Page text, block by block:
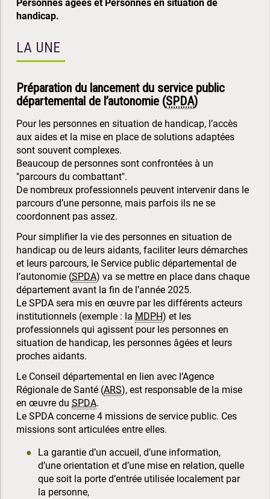
Personnes âgées et Personnes en situation de
handicap.
LA UNE
Préparation du lancement du service public
départemental de l’autonomie (SPDA)
Pour les personnes en situation de handicap, l’accès
aux aides et la mise en place de solutions adaptées
sont souvent complexes.
Beaucoup de personnes sont confrontées à un
"parcours du combattant".
De nombreux professionnels peuvent intervenir dans le
parcours d’une personne, mais parfois ils ne se
coordonnent pas assez.
Pour simplifier la vie des personnes en situation de
handicap ou de leurs aidants, faciliter leurs démarches
et leurs parcours, le Service public départemental de
l’autonomie (SPDA) va se mettre en place dans chaque
département avant la fin de l’année 2025.
Le SPDA sera mis en œuvre par les différents acteurs
institutionnels (exemple : la MDPH) et les
professionnels qui agissent pour les personnes en
situation de handicap, les personnes âgées et leurs
proches aidants.
Le Conseil départemental en lien avec l’Agence
Régionale de Santé (ARS), est responsable de la mise
en œuvre du SPDA.
Le SPDA concerne 4 missions de service public. Ces
missions sont articulées entre elles.
La garantie d’un accueil, d’une information,
d’une orientation et d’une mise en relation, quelle
que soit la porte d’entrée utilisée localement par
la personne,